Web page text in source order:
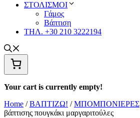
ΣΤΟΛΙΣΜΟΙ
Γάμος
Βάπτιση
ΤΗΛ. +30 210 3222194
Your cart is currently empty!
Home /ΒΑΠΤΙΖΩ! /ΜΠΟΜΠΟΝΙΕΡΕΣ
βάπτισης πουγκάκι μαργαριτούλες